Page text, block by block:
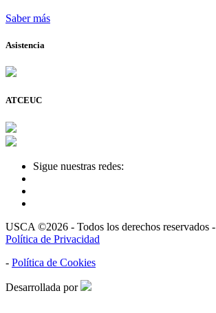
Saber más
Asistencia
ATCEUC
Sigue nuestras redes:
USCA ©2026 - Todos los derechos reservados -
Política de Privacidad
- Política de Cookies
Desarrollada por